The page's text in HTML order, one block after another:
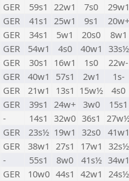
GER 59s1 22w1 7s0
29w1
GER 41s1 25w1 9s1
20w+
GER 34s1 5w1 20s0
8w1
GER 54w1 4s0 40w1 33s½
GER 30s1 16w1 1s0
22w-
GER 40w1 57s1 2w1
1s-
GER 21w1 13s1 15w½
4s0
GER 39s1 24w+ 3w0
15s1
- 14s1 32w0 36s1
GER 23s½ 19w1 32s0 41w1
GER 38w1 27s1 17w1 32s½
- 55s1 8w0 41s½ 34w1
GER 10w0 44s1 42w1 24s½